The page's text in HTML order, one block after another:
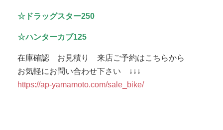
☆ドラッグスター250
☆ハンターカブ125
在庫確認 お見積り 来店ご予約はこちらから
お気軽にお問い合わせ下さい ↓↓↓
https://ap-yamamoto.com/sale_bike/